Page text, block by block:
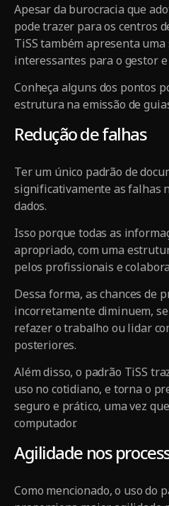
Apesar da burocracia que
pode trazer para os centros
TiSS também apresenta
interessantes para o gestor
Conheça alguns dos pontos
estrutura na emissão de
Redução de falhas
Ter um único padrão de
significativamente as falhas
dados.
Isso porque todas as
apropriado, com uma
pelos profissionais e
Dessa forma, as chances de
incorretamente diminuem,
refazer o trabalho ou lidar
posteriores.
Além disso, o padrão TiSS
uso no cotidiano, e torna o
seguro e prático, uma vez
computador.
Agilidade nos
Como mencionado, o uso do